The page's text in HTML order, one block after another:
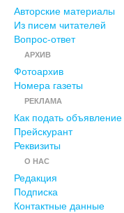
Авторские материалы
Из писем читателей
Вопрос-ответ
АРХИВ
Фотоархив
Номера газеты
РЕКЛАМА
Как подать объявление
Прейскурант
Реквизиты
О НАС
Редакция
Подписка
Контактные данные